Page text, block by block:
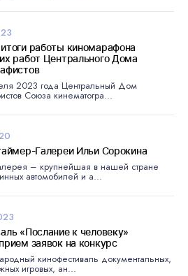
работы киномарафона
работ Центрального Дома
2023 года Центральный Дом
Союза кинематогра...
Галереи Ильи Сорокина
– крупнейшая в нашей стране
автомобилей и а...
«Послание к человеку»
заявок на конкурс
кинофестиваль документальных,
игровых, ан...